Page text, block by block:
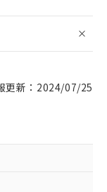
更新：2024/07/25